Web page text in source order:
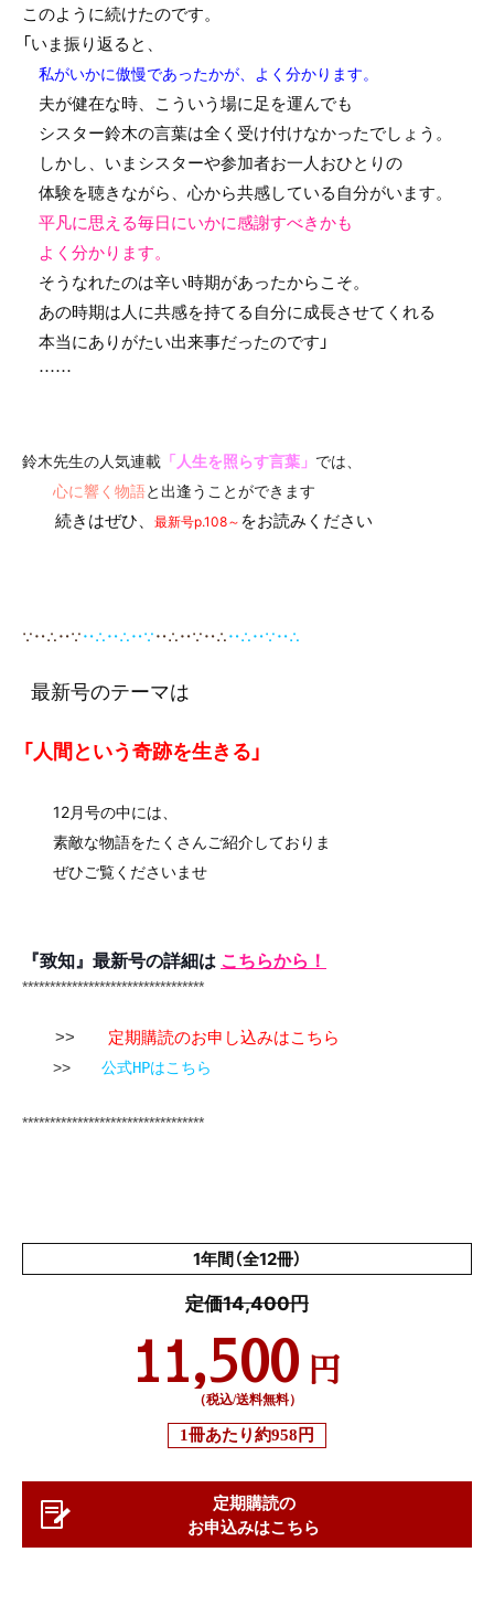
このように続けたのです。
「いま振り返ると、
私がいかに傲慢であったかが、よく分かります。
夫が健在な時、こういう場に足を運んでも
シスター鈴木の言葉は全く受け付けなかったでしょう。
しかし、いまシスターや参加者お一人おひとりの
体験を聴きながら、心から共感している自分がいます。
平凡に思える毎日にいかに感謝すべきかも
よく分かります。
そうなれたのは辛い時期があったからこそ。
あの時期は人に共感を持てる自分に成長させてくれる
本当にありがたい出来事だったのです」
……
鈴木先生の人気連載 「人生を照らす言葉」 では、
心に響く物語と出逢うことができます
続きはぜひ、 最新号p.108～ をお読みください
∵‥∴‥∵ ‥∴‥∴‥∵ ‥∴‥∵‥∴ ‥∴‥∵‥∴
最新号のテーマは
「人間という奇跡を生きる」
12月号の中には、
素敵な物語をたくさんご紹介しておりま
ぜひご覧くださいませ
『致知』最新号の詳細は こちらから！
*********************************
>> 定期購読のお申し込みはこちら
>> 公式HPはこちら
*********************************
1年間（全12冊）
定価14,400円
11,500 円
（税込/送料無料）
1冊あたり約958円
定期購読の
お申込みはこちら